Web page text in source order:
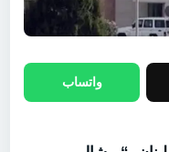
واتساب